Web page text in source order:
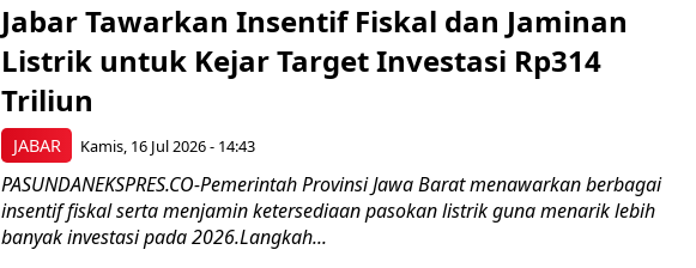
JABAR
Jabar Tawarkan Insentif Fiskal dan Jaminan
Listrik untuk Kejar Target Investasi Rp314
Triliun
Kamis, 16 Jul 2026 - 14:43
PASUNDANEKSPRES.CO-Pemerintah Provinsi Jawa Barat menawarkan berbagai
insentif fiskal serta menjamin ketersediaan pasokan listrik guna menarik lebih
banyak investasi pada 2026.Langkah...